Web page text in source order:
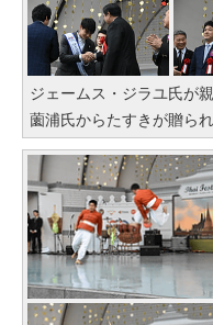
ジェームス・ジラユ氏が
薗浦氏からたすきが贈ら